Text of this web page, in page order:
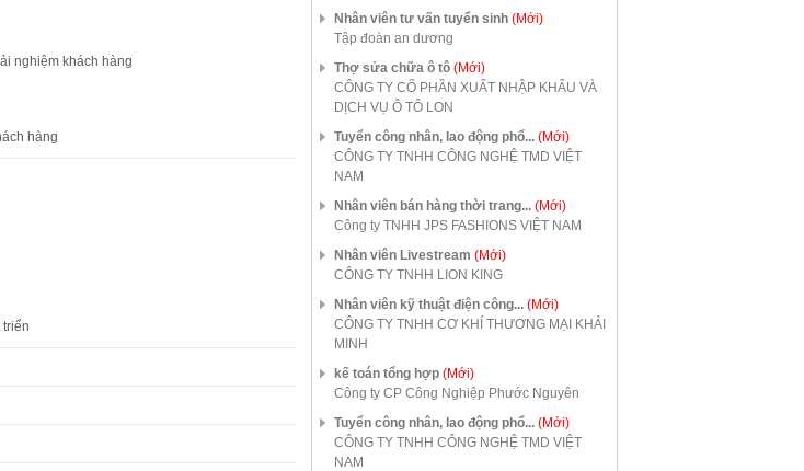
nghiệm khách hàng
hàng
Nhân viên tư vấn tuyển sinh (Mới)
Tập đoàn an dương
Thợ sửa chữa ô tô (Mới)
CÔNG TY CỔ PHẦN XUẤT NHẬP KHẨU VÀ
DỊCH VỤ Ô TÔ LON
Tuyển công nhân, lao động phổ... (Mới)
CÔNG TY TNHH CÔNG NGHỆ TMD VIỆT
NAM
Nhân viên bán hàng thời trang... (Mới)
Công ty TNHH JPS FASHIONS VIỆT NAM
Nhân viên Livestream (Mới)
CÔNG TY TNHH LION KING
Nhân viên kỹ thuật điện công... (Mới)
CÔNG TY TNHH CƠ KHÍ THƯƠNG MẠI KHẢI
MINH
kế toán tổng hợp (Mới)
Công ty CP Công Nghiệp Phước Nguyên
Tuyển công nhân, lao động phổ... (Mới)
CÔNG TY TNHH CÔNG NGHỆ TMD VIỆT
NAM